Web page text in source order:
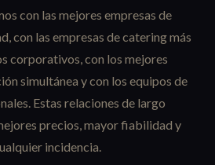
con las mejores empresas de
con las empresas de catering más
corporativos, con los mejores
simultánea y con los equipos de
Estas relaciones de largo
precios, mayor fiabilidad y
incidencia.